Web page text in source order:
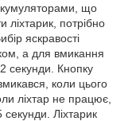
що
потрібно
яскравості
а для вмикання
секунди. Кнопку
коли цього
ліхтар не працює,
секунди. Ліхтарик